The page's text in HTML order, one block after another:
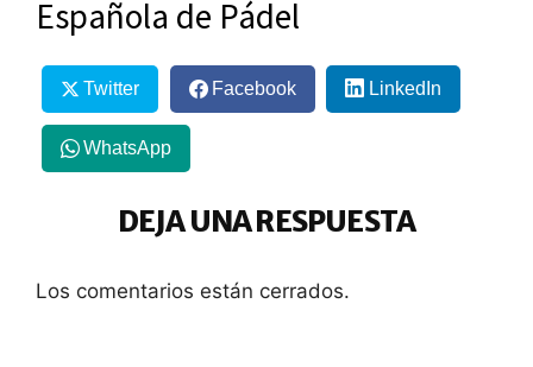
Española de Pádel
Twitter Facebook LinkedIn
WhatsApp
DEJA UNA RESPUESTA
Los comentarios están cerrados.